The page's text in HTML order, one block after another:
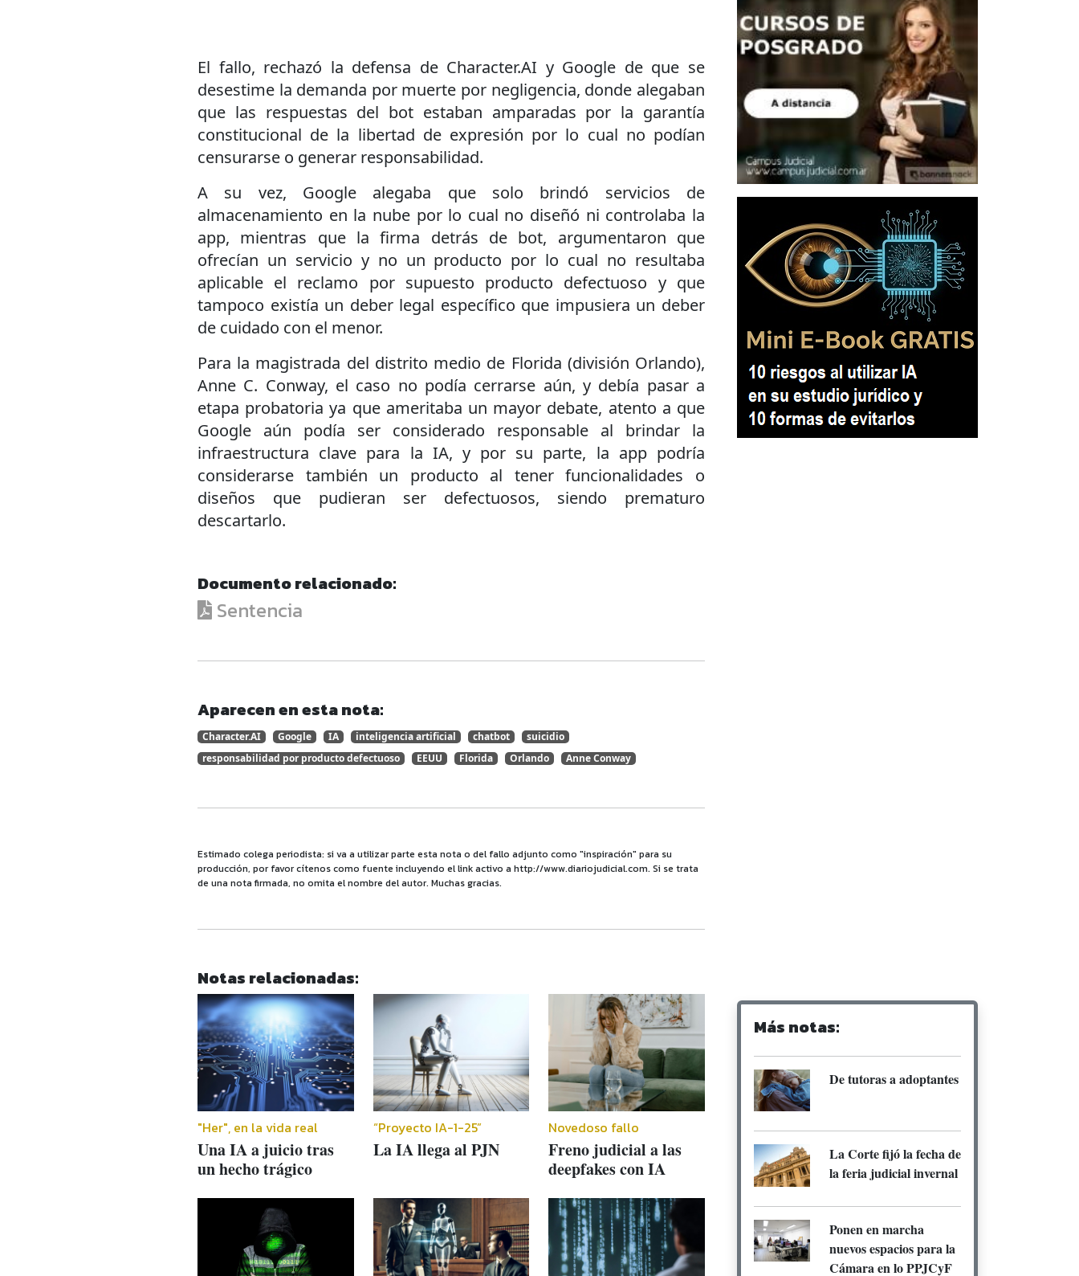
El fallo, rechazó la defensa de Character.AI y Google de que se
desestime la demanda por muerte por negligencia, donde alegaban
que las respuestas del bot estaban amparadas por la garantía
constitucional de la libertad de expresión por lo cual no podían
censurarse o generar responsabilidad.
A su vez, Google alegaba que solo brindó servicios de
almacenamiento en la nube por lo cual no diseñó ni controlaba la
app, mientras que la firma detrás de bot, argumentaron que
ofrecían un servicio y no un producto por lo cual no resultaba
aplicable el reclamo por supuesto producto defectuoso y que
tampoco existía un deber legal específico que impusiera un deber
de cuidado con el menor.
Para la magistrada del distrito medio de Florida (división Orlando),
Anne C. Conway, el caso no podía cerrarse aún, y debía pasar a
etapa probatoria ya que ameritaba un mayor debate, atento a que
Google aún podía ser considerado responsable al brindar la
infraestructura clave para la IA, y por su parte, la app podría
considerarse también un producto al tener funcionalidades o
diseños que pudieran ser defectuosos, siendo prematuro
descartarlo.
Documento relacionado:
Sentencia
Aparecen en esta nota:
Character.AI Google IA inteligencia artificial chatbot
suicidio
responsabilidad por producto defectuoso
EEUU Florida Orlando Anne Conway
Estimado colega periodista: si va a utilizar parte esta nota o del fallo adjunto como "inspiración" para su
producción, por favor cítenos como fuente incluyendo el link activo a http://www.diariojudicial.com. Si se trata
de una nota firmada, no omita el nombre del autor. Muchas gracias.
Notas relacionadas:
"Her", en la vida real
Una IA a juicio tras
un hecho trágico
“Proyecto IA-1-25”
La IA llega al PJN
Novedoso fallo
Freno judicial a las
deepfakes con IA
Más notas:
De tutoras a adoptantes
La Corte fijó la fecha de
la feria judicial invernal
Ponen en marcha
nuevos espacios para la
Cámara en lo PPJCyF